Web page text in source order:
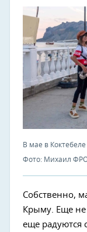
В мае в
Фото: Михаил
Собственно,
Крыму. Еще не
еще радуются